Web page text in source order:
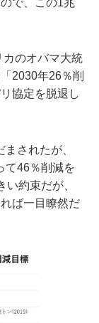
のオバマ大統
2030年26％削
協定を脱退し
されたが、
て46％削減を
約束だが、
ば一目瞭然だ